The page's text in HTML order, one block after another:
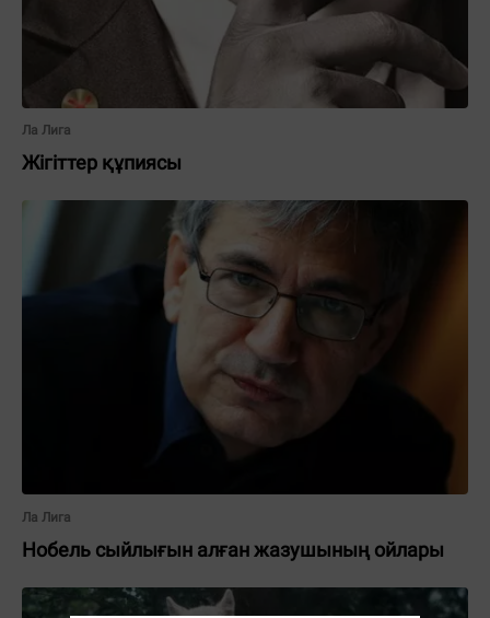
Ла Лига
Жігіттер құпиясы
Ла Лига
Нобель сыйлығын алған жазушының ойлары